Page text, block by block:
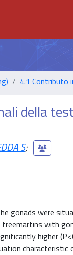
4.1 Contributo
della
S;
gonads were
with
higher
characteristic